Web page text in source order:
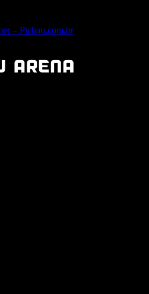
– Pichau.com.br